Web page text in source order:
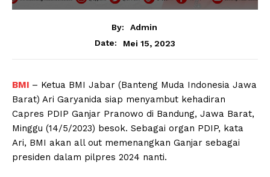
By:
Admin
Date:
Mei 15, 2023
BMI – Ketua BMI Jabar (Banteng Muda Indonesia Jawa
Barat) Ari Garyanida siap menyambut kehadiran
Capres PDIP Ganjar Pranowo di Bandung, Jawa Barat,
Minggu (14/5/2023) besok. Sebagai organ PDIP, kata
Ari, BMI akan all out memenangkan Ganjar sebagai
presiden dalam pilpres 2024 nanti.